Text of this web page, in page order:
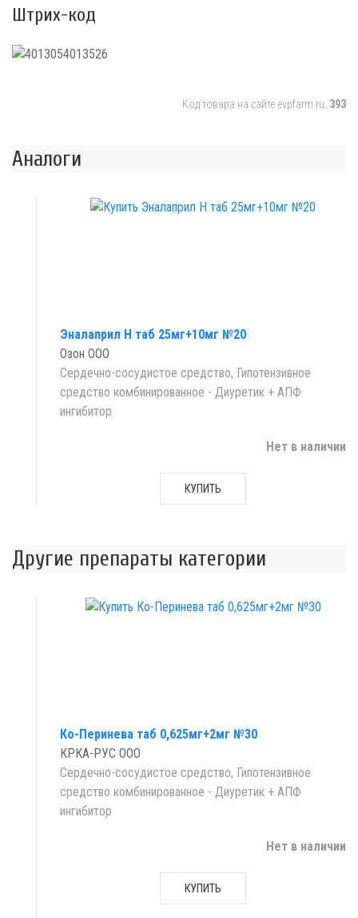
Штрих-код
Код товара на сайте evpfarm.ru: 393
Аналоги
Эналаприл Н таб 25мг+10мг №20
Озон ООО
Сердечно-сосудистое средство, Гипотензивное
средство комбинированное - Диуретик + АПФ
ингибитор
Нет в наличии
КУПИТЬ
Другие препараты категории
Ко-Перинева таб 0,625мг+2мг №30
КРКА-РУС ООО
Сердечно-сосудистое средство, Гипотензивное
средство комбинированное - Диуретик + АПФ
ингибитор
Нет в наличии
КУПИТЬ